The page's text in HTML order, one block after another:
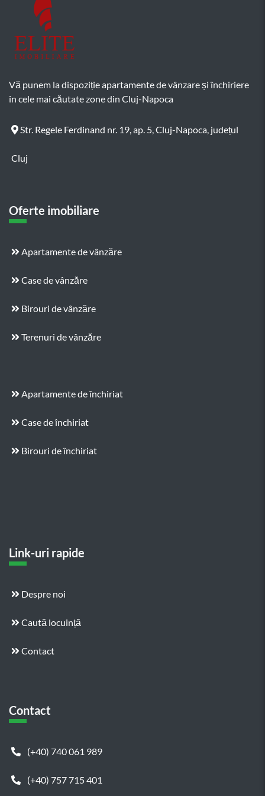
Vă punem la dispoziție apartamente de vânzare și închiriere
in cele mai căutate zone din Cluj-Napoca
Str. Regele Ferdinand nr. 19, ap. 5, Cluj-Napoca, județul
Cluj
Oferte imobiliare
Apartamente de vânzăre
Case de vânzăre
Birouri de vânzăre
Terenuri de vânzăre
Apartamente de închiriat
Case de închiriat
Birouri de închiriat
Link-uri rapide
Despre noi
Caută locuință
Contact
Contact
(+40) 740 061 989
(+40) 757 715 401